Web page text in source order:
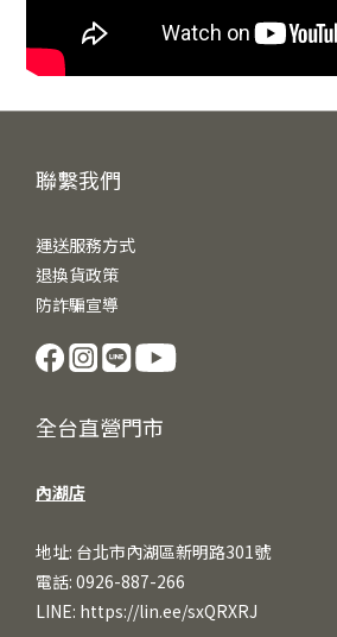
聯繫我們
運送服務方式
退換貨政策
防詐騙宣導
全台直營門市
內湖店
地址: 台北市內湖區新明路301號
電話: 0926-887-266
LINE: https://lin.ee/sxQRXRJ